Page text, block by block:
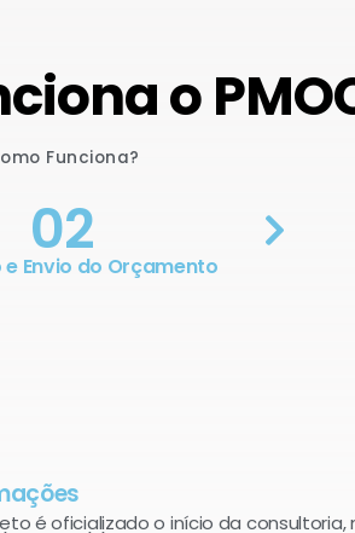
o
Funciona?
02
Envio do Orçamento
é oficializado o início da consultoria,